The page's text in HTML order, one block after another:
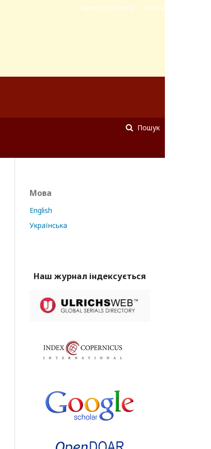
Пошук
Зареєструватися Увійти
Мова
English
Українська
Наш журнал індексується